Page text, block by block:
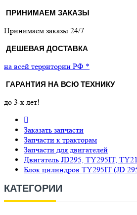
ПРИНИМАЕМ ЗАКАЗЫ
Принимаем заказы 24/7
ДЕШЕВАЯ ДОСТАВКА
на всей территории РФ *
ГАРАНТИЯ НА ВСЮ ТЕХНИКУ
до 3-х лет!
Заказать запчасти
Запчасти к тракторам
Запчасти для двигателей
Двигатель JD295, TY295IT,
Блок цилиндров TY295IT (JD
КАТЕГОРИИ